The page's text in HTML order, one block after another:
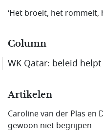
‘Het broeit, het rommelt,
Column
WK Qatar: beleid
Artikelen
Caroline van der Plas en
gewoon niet begrijpen